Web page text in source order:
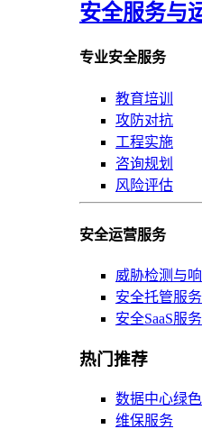
安全服务与
专业安全服务
教育培训
攻防对抗
工程实施
咨询规划
风险评估
安全运营服务
威胁检测与
安全托管服
安全SaaS服务
热门推荐
数据中心绿
维保服务